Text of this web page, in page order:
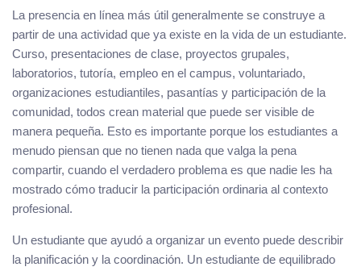
La presencia en línea más útil generalmente se construye a
partir de una actividad que ya existe en la vida de un estudiante.
Curso, presentaciones de clase, proyectos grupales,
laboratorios, tutoría, empleo en el campus, voluntariado,
organizaciones estudiantiles, pasantías y participación de la
comunidad, todos crean material que puede ser visible de
manera pequeña. Esto es importante porque los estudiantes a
menudo piensan que no tienen nada que valga la pena
compartir, cuando el verdadero problema es que nadie les ha
mostrado cómo traducir la participación ordinaria al contexto
profesional.
Un estudiante que ayudó a organizar un evento puede describir
la planificación y la coordinación. Un estudiante de equilibrado